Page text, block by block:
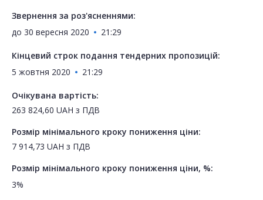
Звернення за роз'ясненнями:
до 30 вересня 2020 21:29
Кінцевий строк подання тендерних пропозицій:
5 жовтня 2020
21:29
Очікувана вартість:
263 824,60 UAH з ПДВ
Розмір мінімального кроку пониження ціни:
7 914,73 UAH з ПДВ
Розмір мінімального кроку пониження ціни, %:
3%